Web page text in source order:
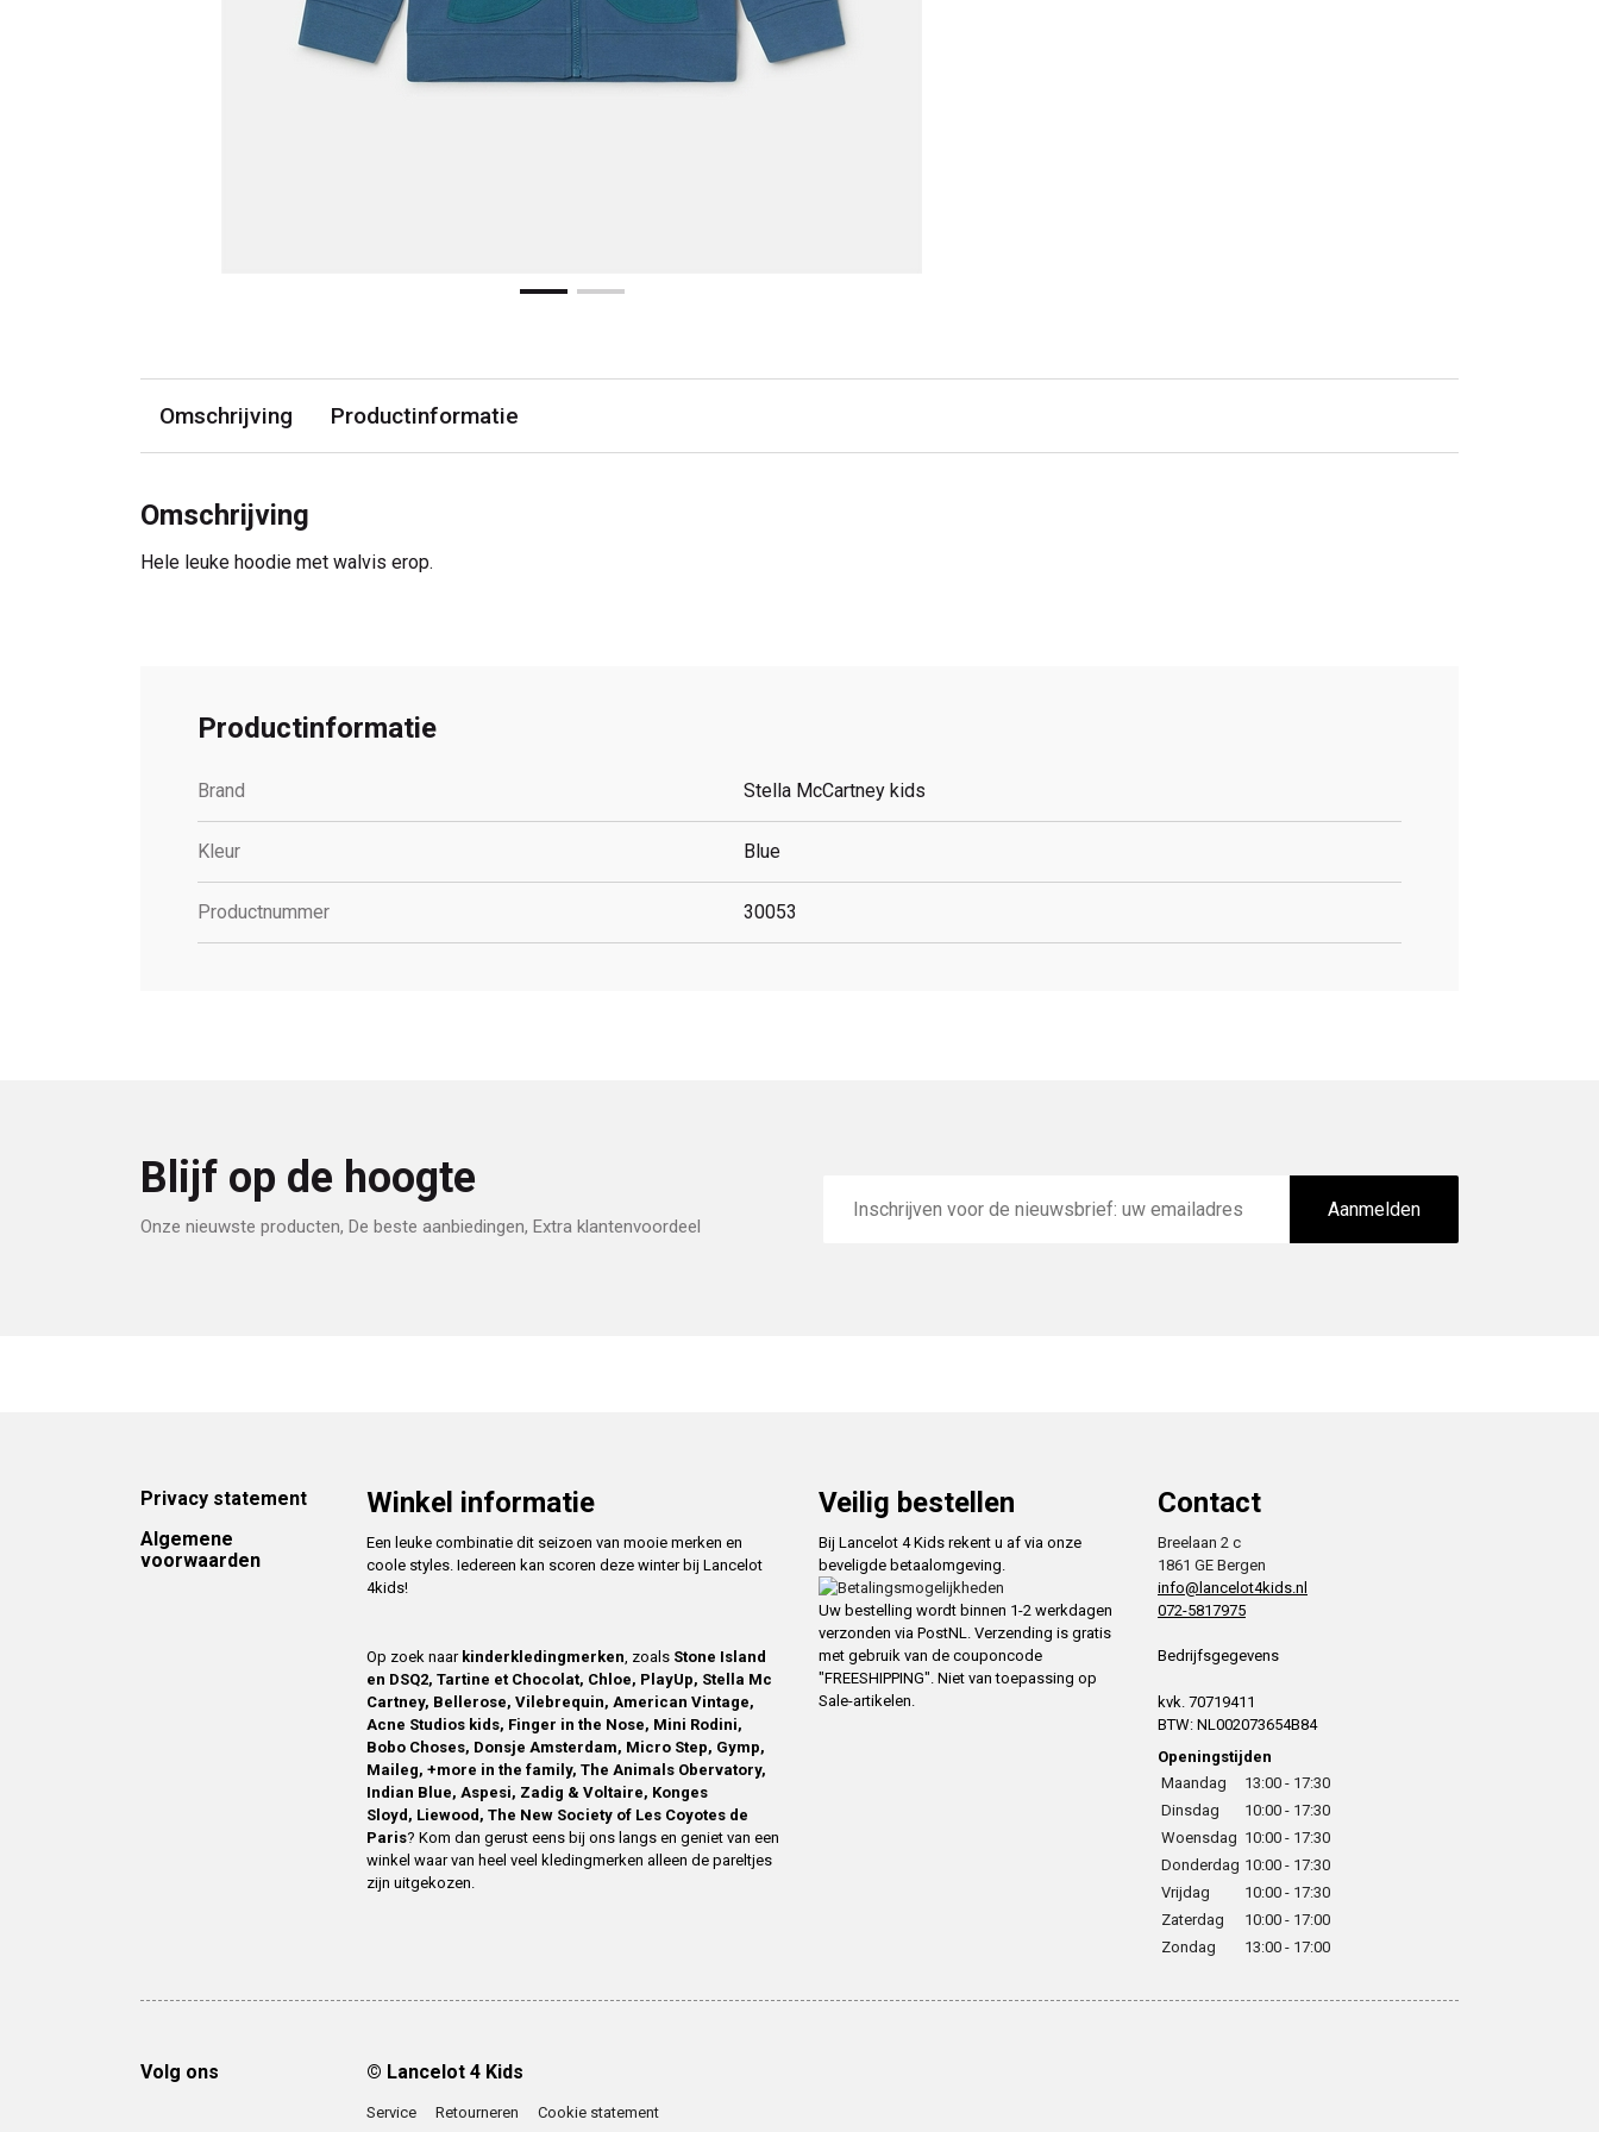
Omschrijving Productinformatie
Omschrijving
Hele leuke hoodie met walvis erop.
Productinformatie
Brand Stella McCartney kids
Kleur Blue
Productnummer 30053
Blijf op de hoogte
Onze nieuwste producten, De beste aanbiedingen, Extra klantenvoordeel
mailadres
Aanmelden
Footer
Privacy statement
Algemene
voorwaarden
Winkel informatie
Een leuke combinatie dit seizoen van mooie merken en
coole styles. Iedereen kan scoren deze winter bij Lancelot
4kids!
Op zoek naar kinderkledingmerken , zoals Stone Island
en DSQ2, Tartine et Chocolat, Chloe, PlayUp, Stella Mc
Cartney, Bellerose, Vilebrequin, American Vintage,
Acne Studios kids, Finger in the Nose, Mini Rodini,
Bobo Choses, Donsje Amsterdam, Micro Step, Gymp,
Maileg, +more in the family, The Animals Obervatory,
Indian Blue, Aspesi, Zadig & Voltaire, Konges
Sloyd, Liewood, The New Society of Les Coyotes de
Paris? Kom dan gerust eens bij ons langs en geniet van een
winkel waar van heel veel kledingmerken alleen de pareltjes
zijn uitgekozen.
Veilig bestellen
Bij Lancelot 4 Kids rekent u af via onze
beveligde betaalomgeving.
Uw bestelling wordt binnen 1-2 werkdagen
verzonden via PostNL. Verzending is gratis
met gebruik van de couponcode
"FREESHIPPING". Niet van toepassing op
Sale-artikelen.
Contact
Breelaan 2 c
1861 GE Bergen
info@lancelot4kids.nl
072-5817975
Bedrijfsgegevens
kvk. 70719411
BTW: NL002073654B84
Openingstijden
Maandag
13:00 - 17:30
Dinsdag
10:00 - 17:30
Woensdag 10:00 - 17:30
Donderdag 10:00 - 17:30
Vrijdag
10:00 - 17:30
Zaterdag
10:00 - 17:00
Zondag
13:00 - 17:00
Volg ons © Lancelot 4 Kids
Service Retourneren Cookie statement